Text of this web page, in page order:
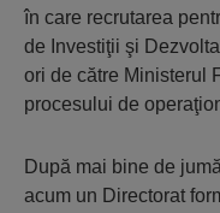
în care recrutarea
de Investiţii şi
ori de către Ministerul
procesului de
După mai bine de
acum un Directorat